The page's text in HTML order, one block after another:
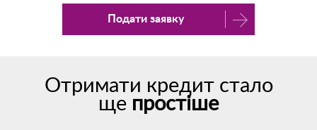
Подати заявку
Отримати кредит стало
ще простіше